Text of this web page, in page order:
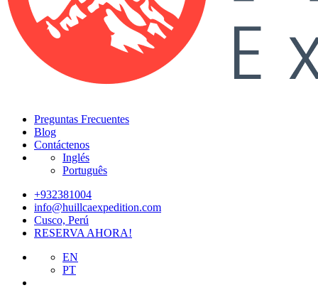
Preguntas Frecuentes
Blog
Contáctenos
Inglés
Português
+932381004
info@huillcaexpedition.com
Cusco, Perú
RESERVA AHORA!
EN
PT